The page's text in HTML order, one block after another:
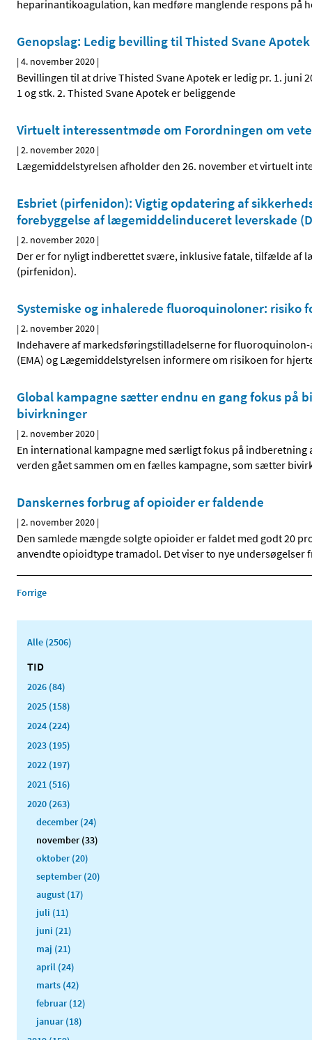
heparinantikoagulation, kan medføre manglende respons på
Genopslag: Ledig bevilling til Thisted Svane Apotek
|4. november 2020 |
Bevillingen til at drive Thisted Svane Apotek er ledig pr. 1. juni
1 og stk. 2. Thisted Svane Apotek er beliggende
Virtuelt interessentmøde om Forordningen om
|2. november 2020 |
Lægemiddelstyrelsen afholder den 26. november et virtuelt
Esbriet (pirfenidon): Vigtig opdatering af
forebyggelse af lægemiddelinduceret leverskade
|2. november 2020 |
Der er for nyligt indberettet svære, inklusive fatale, tilfælde af
(pirfenidon).
Systemiske og inhalerede fluoroquinoloner: risiko
|2. november 2020 |
Indehavere af markedsføringstilladelserne for
(EMA) og Lægemiddelstyrelsen informere om risikoen for
Global kampagne sætter endnu en gang fokus på
bivirkninger
|2. november 2020 |
En international kampagne med særligt fokus på
verden gået sammen om en fælles kampagne, som sætter
Danskernes forbrug af opioider er faldende
|2. november 2020 |
Den samlede mængde solgte opioider er faldet med godt 20
anvendte opioidtype tramadol. Det viser to nye
Forrige
Alle (2506)
TID
2026 (84)
2025 (158)
2024 (224)
2023 (195)
2022 (197)
2021 (516)
2020 (263)
december (24)
november (33)
oktober (20)
september (20)
august (17)
juli (11)
juni (21)
maj (21)
april (24)
marts (42)
februar (12)
januar (18)